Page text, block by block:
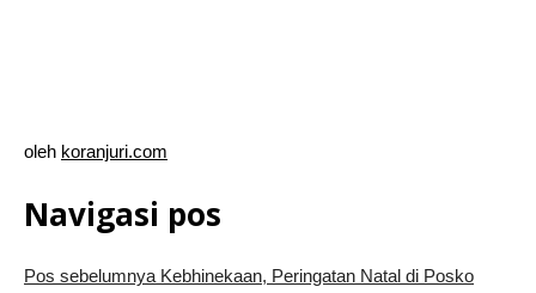
oleh koranjuri.com
Navigasi pos
Pos sebelumnyaKebhinekaan, Peringatan Natal di Posko